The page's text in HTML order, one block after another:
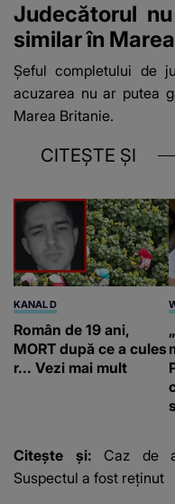
Judecătorul
similar în
Șeful completului de
acuzarea nu ar putea
Marea Britanie.
CITEȘTE ȘI
KANAL D
Român de 19 ani,
MORT după ce a cules
r... Vezi mai mult
Citește și: Caz de
Suspectul a fost reținut